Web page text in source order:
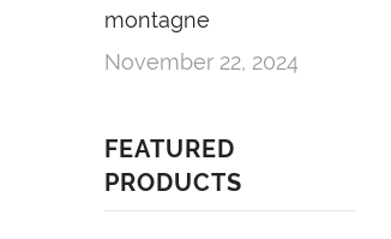
montagne
November 22, 2024
FEATURED
PRODUCTS